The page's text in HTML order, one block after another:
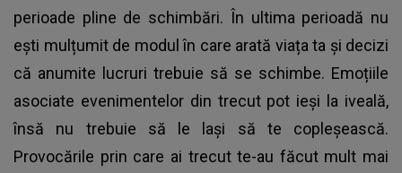
perioade pline de schimbări. În ultima perioadă nu
ești mulțumit de modul în care arată viața ta și decizi
că anumite lucruri trebuie să se schimbe. Emoțiile
asociate evenimentelor din trecut pot ieși la iveală,
însă nu trebuie să le lași să te copleșească.
Provocările prin care ai trecut te-au făcut mult mai